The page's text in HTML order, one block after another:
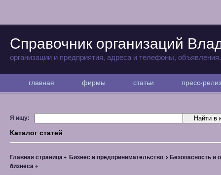
Справочник организаций
организации и предприятия, адреса и телефоны,
главная фирмы статьи пресс-
Я ищу:
Каталог статей
Главная страница Бизнес и предпринимательство
Безопасность и
бизнеса